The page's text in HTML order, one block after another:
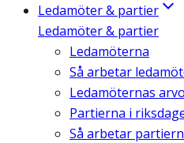
Ledamöter & partier
Ledamöter & partier
Ledamöterna
Så arbetar
Ledamöternas
Partierna i
Så arbetar